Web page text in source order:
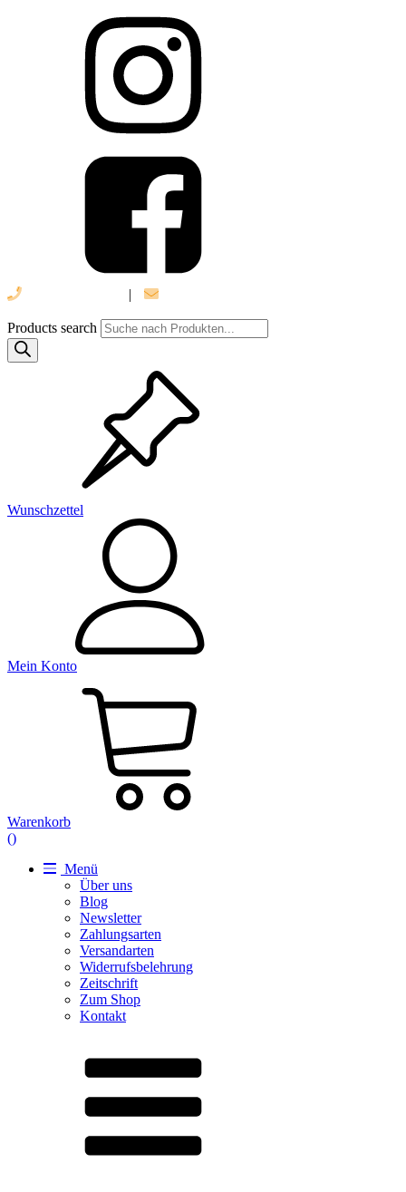
|
Products search
Wunschzettel
Mein Konto
Warenkorb
()
Menü
Über uns
Blog
Newsletter
Zahlungsarten
Versandarten
Widerrufsbelehrung
Zeitschrift
Zum Shop
Kontakt